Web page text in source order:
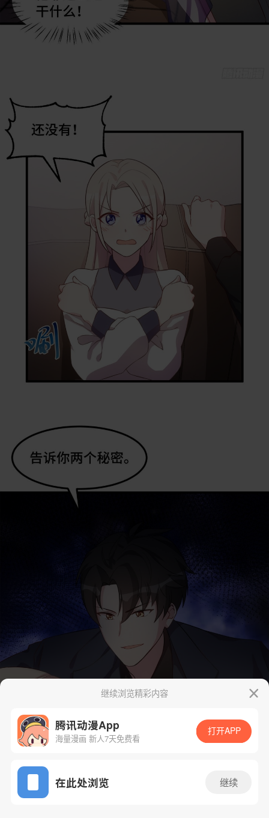
App免费看
继续浏览精彩内容
腾讯动漫App
海量漫画 新人7天免费看
打开APP
在此处浏览 继续